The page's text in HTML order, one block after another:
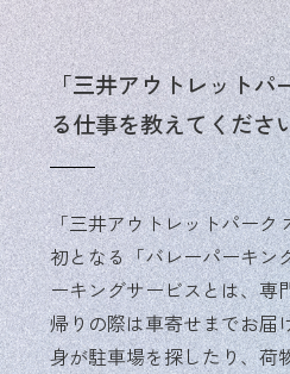
「三井アウトレットパ
る仕事を教えてくださ
「三井アウトレットパーク
初となる「バレーパーキン
ーキングサービスとは、専
帰りの際は車寄せまでお届
身が駐車場を探したり、荷